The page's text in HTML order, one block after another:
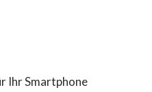
Ihr Smartphone